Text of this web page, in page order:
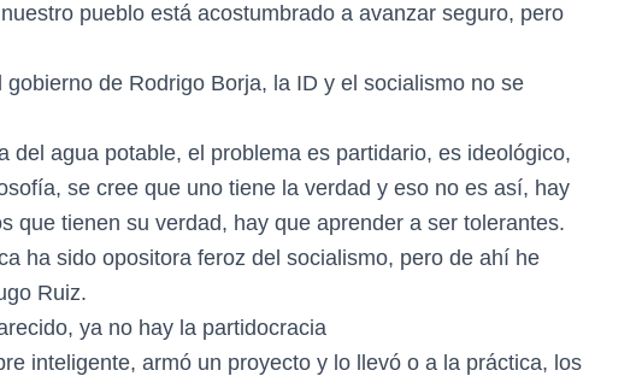
pueblo está acostumbrado a avanzar seguro, pero
de Rodrigo Borja, la ID y el socialismo no se
del agua potable, el problema es partidario, es ideológico,
se cree que uno tiene la verdad y eso no es así, hay
que tienen su verdad, hay que aprender a ser tolerantes.
ha sido opositora feroz del socialismo, pero de ahí he
Ruiz.
ya no hay la partidocracia
inteligente, armó un proyecto y lo llevó o a la práctica, los